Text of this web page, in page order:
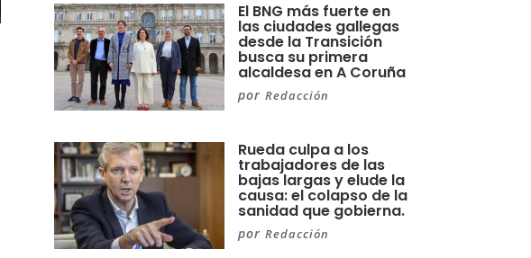
El BNG más fuerte en
las ciudades gallegas
desde la Transición
busca su primera
alcaldesa en A Coruña
porRedacción
Rueda culpa a los
trabajadores de las
bajas largas y elude la
causa: el colapso de la
sanidad que gobierna.
porRedacción